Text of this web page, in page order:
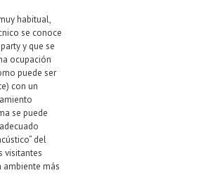
habitual,
se conoce
y que se
ocupación
puede ser
con un
se puede
del
visitantes
ambiente más